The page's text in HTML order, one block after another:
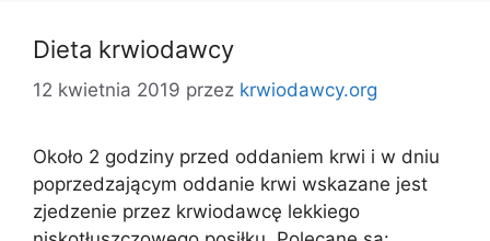
Dieta krwiodawcy
12 kwietnia 2019 przez krwiodawcy.org
Około 2 godziny przed oddaniem krwi i w dniu
poprzedzającym oddanie krwi wskazane jest
zjedzenie przez krwiodawcę lekkiego